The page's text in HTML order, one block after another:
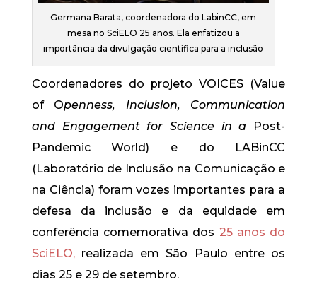
Germana Barata, coordenadora do LabinCC, em
mesa no SciELO 25 anos. Ela enfatizou a
importância da divulgação científica para a inclusão
Coordenadores do projeto VOICES (Value
of Openness, Inclusion, Communication
and Engagement for Science in a Post-
Pandemic World) e do LABinCC
(Laboratório de Inclusão na Comunicação e
na Ciência) foram vozes importantes para a
defesa da inclusão e da equidade em
conferência comemorativa dos 25 anos do
SciELO,realizada em São Paulo entre os
dias 25 e 29 de setembro.